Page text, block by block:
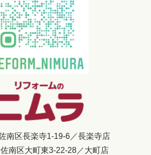
南区長楽寺1-19-6／長楽寺店
南区大町東3-22-28／大町店